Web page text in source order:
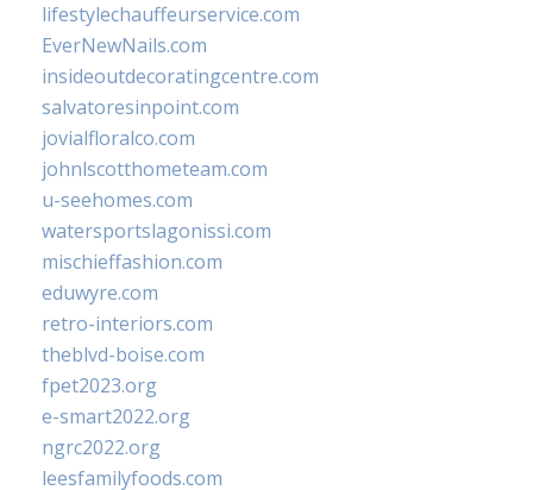
lifestylechauffeurservice.com
EverNewNails.com
insideoutdecoratingcentre.com
salvatoresinpoint.com
jovialfloralco.com
johnlscotthometeam.com
u-seehomes.com
watersportslagonissi.com
mischieffashion.com
eduwyre.com
retro-interiors.com
theblvd-boise.com
fpet2023.org
e-smart2022.org
ngrc2022.org
leesfamilyfoods.com